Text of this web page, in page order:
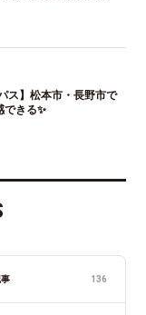
ス】松本市・長野市で
できる✨
136